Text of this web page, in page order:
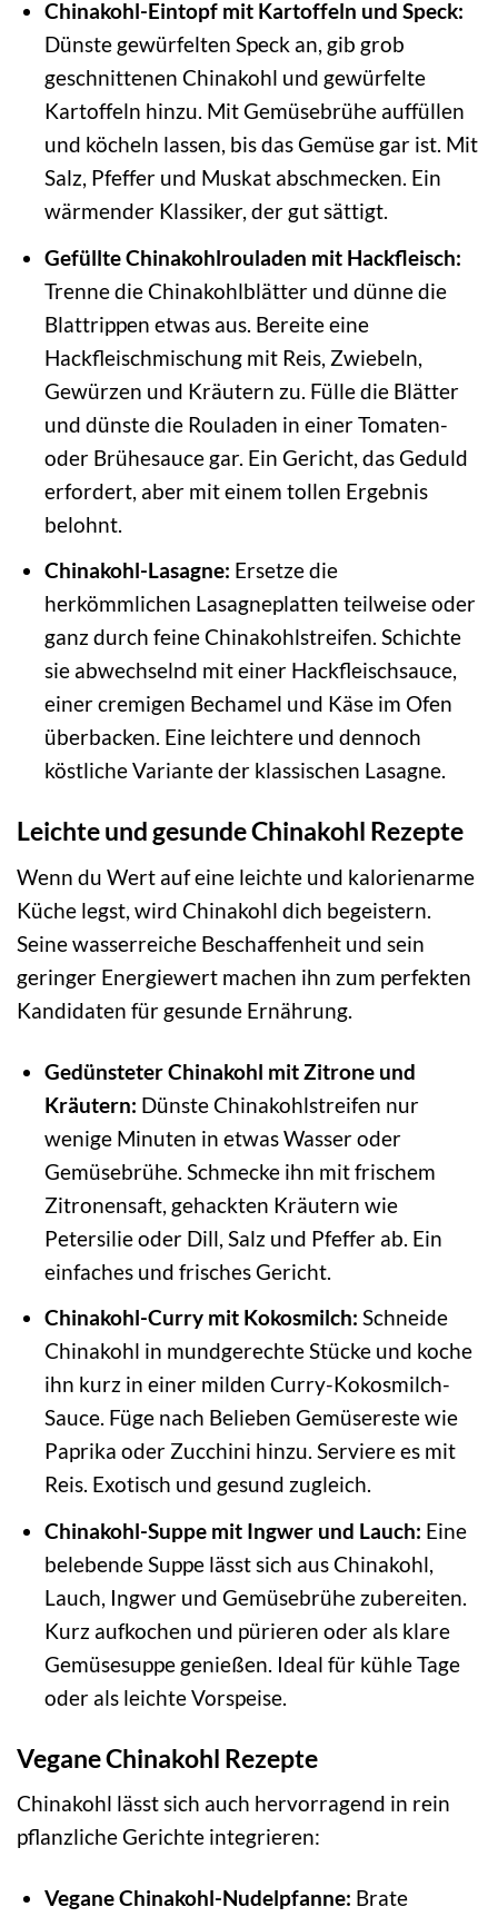
Chinakohl-Eintopf mit Kartoffeln und Speck:
Dünste gewürfelten Speck an, gib grob
geschnittenen Chinakohl und gewürfelte
Kartoffeln hinzu. Mit Gemüsebrühe auffüllen
und köcheln lassen, bis das Gemüse gar ist. Mit
Salz, Pfeffer und Muskat abschmecken. Ein
wärmender Klassiker, der gut sättigt.
Gefüllte Chinakohlrouladen mit Hackfleisch:
Trenne die Chinakohlblätter und dünne die
Blattrippen etwas aus. Bereite eine
Hackfleischmischung mit Reis, Zwiebeln,
Gewürzen und Kräutern zu. Fülle die Blätter
und dünste die Rouladen in einer Tomaten-
oder Brühesauce gar. Ein Gericht, das Geduld
erfordert, aber mit einem tollen Ergebnis
belohnt.
Chinakohl-Lasagne: Ersetze die
herkömmlichen Lasagneplatten teilweise oder
ganz durch feine Chinakohlstreifen. Schichte
sie abwechselnd mit einer Hackfleischsauce,
einer cremigen Bechamel und Käse im Ofen
überbacken. Eine leichtere und dennoch
köstliche Variante der klassischen Lasagne.
Leichte und gesunde Chinakohl Rezepte
Wenn du Wert auf eine leichte und kalorienarme
Küche legst, wird Chinakohl dich begeistern.
Seine wasserreiche Beschaffenheit und sein
geringer Energiewert machen ihn zum perfekten
Kandidaten für gesunde Ernährung.
Gedünsteter Chinakohl mit Zitrone und
Kräutern: Dünste Chinakohlstreifen nur
wenige Minuten in etwas Wasser oder
Gemüsebrühe. Schmecke ihn mit frischem
Zitronensaft, gehackten Kräutern wie
Petersilie oder Dill, Salz und Pfeffer ab. Ein
einfaches und frisches Gericht.
Chinakohl-Curry mit Kokosmilch: Schneide
Chinakohl in mundgerechte Stücke und koche
ihn kurz in einer milden Curry-Kokosmilch-
Sauce. Füge nach Belieben Gemüsereste wie
Paprika oder Zucchini hinzu. Serviere es mit
Reis. Exotisch und gesund zugleich.
Chinakohl-Suppe mit Ingwer und Lauch: Eine
belebende Suppe lässt sich aus Chinakohl,
Lauch, Ingwer und Gemüsebrühe zubereiten.
Kurz aufkochen und pürieren oder als klare
Gemüsesuppe genießen. Ideal für kühle Tage
oder als leichte Vorspeise.
Vegane Chinakohl Rezepte
Chinakohl lässt sich auch hervorragend in rein
pflanzliche Gerichte integrieren:
Vegane Chinakohl-Nudelpfanne: Brate